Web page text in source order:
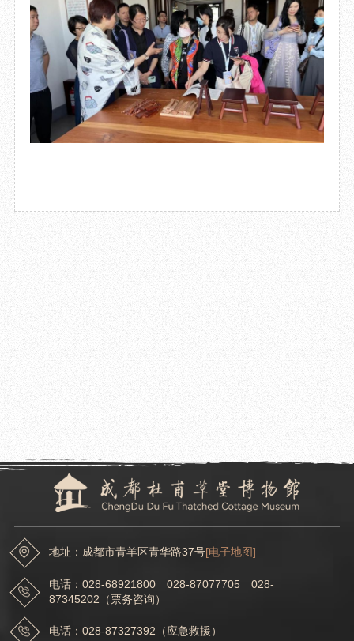
2023.06.09
创研讨交流会
2023.06.06
成都杜甫草堂博物馆举办2023年第三届杜甫草堂李杜诗歌儿童节系列活动
地址：成都市青羊区青华路37号[电子地图]
电话：028-68921800 028-87077705 028-
87345202（票务咨询）
电话：028-87327392（应急救援）